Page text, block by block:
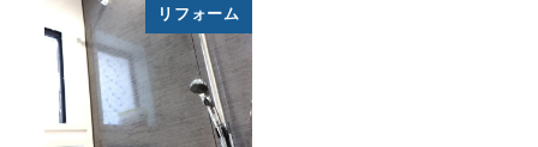
リフォーム